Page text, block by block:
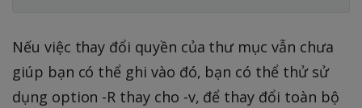
Nếu việc thay đổi quyền của thư mục vẫn chưa
giúp bạn có thể ghi vào đó, bạn có thể thử sử
dụng option -R thay cho -v, để thay đổi toàn bộ